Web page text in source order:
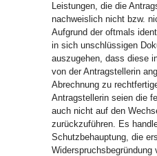
Leistungen, die die
nachweislich nicht bzw.
Aufgrund der oftmals
in sich unschlüssigen
auszugehen, dass diese
von der Antragstellerin
Abrechnung zu
Antragstellerin seien die
auch nicht auf den
zurückzuführen. Es
Schutzbehauptung, die
Widerspruchsbegründung